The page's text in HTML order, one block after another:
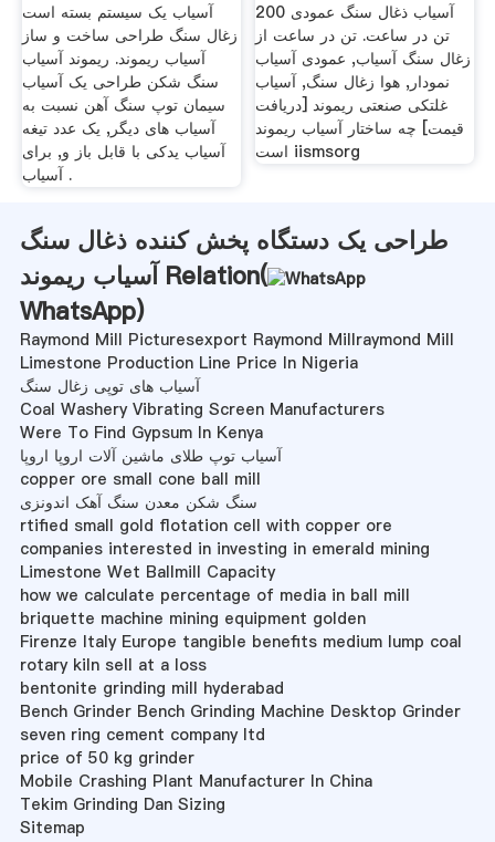
آسیاب یک سیستم بسته است
زغال سنگ طراحی ساخت و ساز
آسیاب ریموند. ریموند آسیاب
سنگ شکن طراحی یک آسیاب
سیمان توپ سنگ آهن نسبت به
آسیاب های دیگر, یک عدد تیغه
آسیاب یدکی با قابل باز و, برای
آسیاب .
آسیاب ذغال سنگ عمودی 200
تن در ساعت. تن در ساعت از
زغال سنگ آسیاب, عمودی آسیاب
نمودار, هوا زغال سنگ, آسیاب
غلتکی صنعتی ریموند [دریافت
قیمت] چه ساختار آسیاب ریموند
است iismsorg
طراحی یک دستگاه پخش کننده ذغال سنگ
آسیاب ریموند Relation(
WhatsApp)
Raymond Mill Picturesexport Raymond Millraymond Mill
Limestone Production Line Price In Nigeria
آسیاب های توپی زغال سنگ
Coal Washery Vibrating Screen Manufacturers
Were To Find Gypsum In Kenya
آسیاب توپ طلای ماشین آلات اروپا اروپا
copper ore small cone ball mill
سنگ شکن معدن سنگ آهک اندونزی
rtified small gold flotation cell with copper ore
companies interested in investing in emerald mining
Limestone Wet Ballmill Capacity
how we calculate percentage of media in ball mill
briquette machine mining equipment golden
Firenze Italy Europe tangible benefits medium lump coal
rotary kiln sell at a loss
bentonite grinding mill hyderabad
Bench Grinder Bench Grinding Machine Desktop Grinder
seven ring cement company ltd
price of 50 kg grinder
Mobile Crashing Plant Manufacturer In China
Tekim Grinding Dan Sizing
Sitemap